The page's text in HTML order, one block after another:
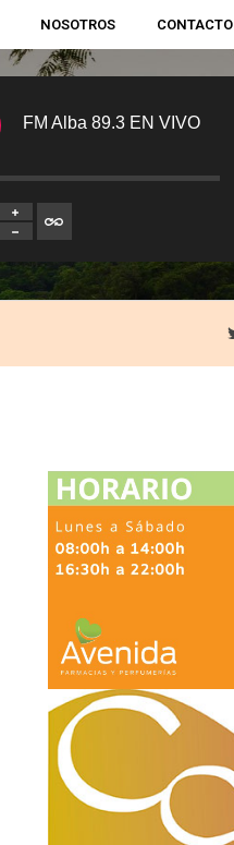
NOSOTROS CONTACTO
FM Alba 89.3 EN VIVO